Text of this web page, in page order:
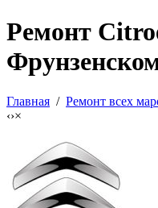
Ремонт
Главная / Ремонт всех
‹›×